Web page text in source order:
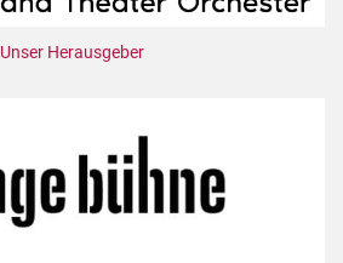
Unser Herausgeber